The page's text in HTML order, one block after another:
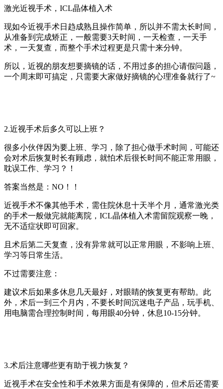
激光近视手术，ICL晶体植入术
现如今近视手术日趋成熟且操作简单，所以并不需太长时间，
从准备到完成矫正，一般需要3天时间，一天检查，一天手
术，一天复查，而整个手术过程更是只需十来分钟。
所以，近视的朋友想要摘镜的话，不用过多的担心请假问题，
一个周末即可搞定，只需要大家做好摘镜的心理准备就行了~
2.近视手术后多久可以上班？
很多小伙伴因为要上班、学习，除了担心做手术时间，可能还
会对术后恢复时长有顾虑，就怕术后很长时间不能正常用眼，
耽误工作、学习？！
答案当然是：NO！！
近视手术不像其他手术，需住院休息十天半个月，通常激光类
的手术一般做完就能离院，ICL晶体植入术需留院观察一晚，
无不适症状即可回家。
且术后第二天复查，没有异常就可以正常用眼，不影响上班、
学习等日常生活。
不过需要注意：
建议术后如果多休息几天最好，对眼睛的恢复更有帮助。此
外，术后一到三个月内，不要长时间沉迷电子产品，玩手机、
用电脑需合理控制时间，每用眼40分钟，休息10-15分钟。
3.术后注意哪些更有助于视力恢复？
近视手术在安全性和手术效果方面是有保障的，但术后还需要